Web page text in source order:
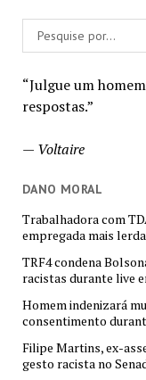
“Julgue um
respostas.”
— Voltaire
DANO MORAL
Trabalhadora com
empregada mais
TRF4 condena
racistas durante live
Homem indenizará
consentimento
Filipe Martins, ex-
gesto racista no